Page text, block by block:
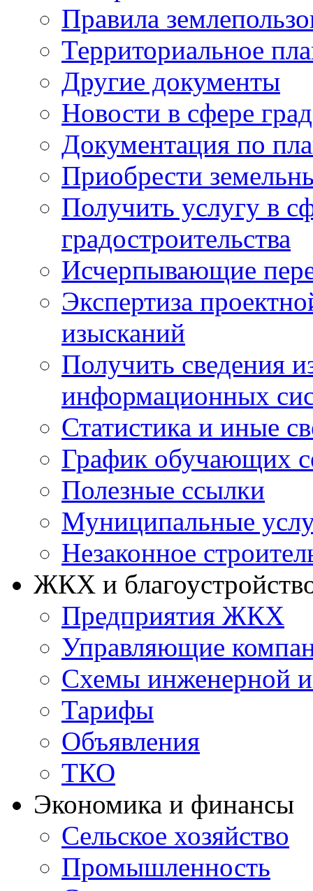
Правила
Территориальное
Другие документы
Новости в сфере
Документация по
Приобрести
Получить услугу в
градостроительства
Исчерпывающие
Экспертиза
изысканий
Получить сведения
информационных
Статистика и иные
График обучающих
Полезные ссылки
Муниципальные
Незаконное
ЖКХ и
Предприятия ЖКХ
Управляющие
Схемы инженерной
Тарифы
Объявления
ТКО
Экономика и финансы
Сельское хозяйство
Промышленность